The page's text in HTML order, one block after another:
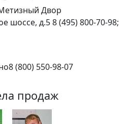
Двор
шоссе, д.58 (495) 800-70-98;
8 (800) 550-98-07
продаж